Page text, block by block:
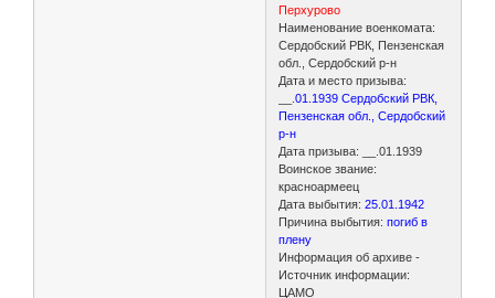
Перхурово
Наименование военкомата:
Сердобский РВК, Пензенская
обл., Сердобский р-н
Дата и место призыва:
__.01.1939 Сердобский РВК,
Пензенская обл., Сердобский
р-н
Дата призыва: __.01.1939
Воинское звание:
красноармеец
Дата выбытия:25.01.1942
Причина выбытия: погиб в
плену
Информация об архиве -
Источник информации:
ЦАМО